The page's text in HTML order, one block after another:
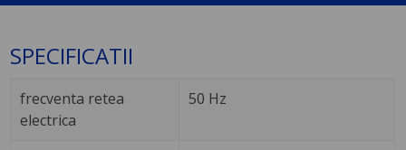
SPECIFICATII
frecventa retea
electrica
50 Hz